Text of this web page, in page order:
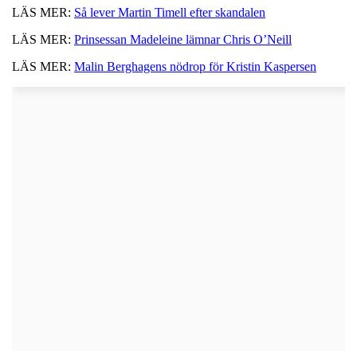
LÄS MER: Så lever Martin Timell efter skandalen
LÄS MER: Prinsessan Madeleine lämnar Chris O’Neill
LÄS MER: Malin Berghagens nödrop för Kristin Kaspersen